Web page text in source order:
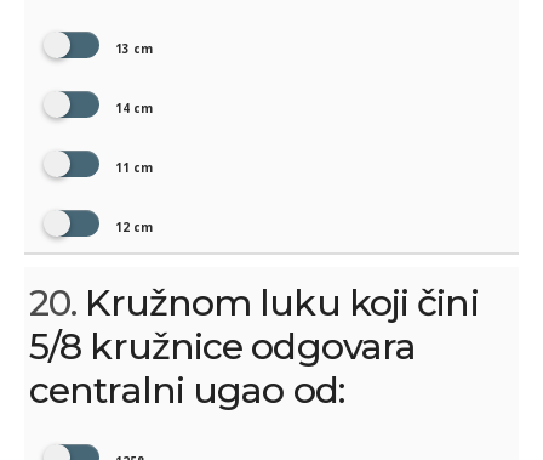
13 cm
14 cm
11 cm
12 cm
20. Kružnom luku koji čini
5/8 kružnice odgovara
centralni ugao od: